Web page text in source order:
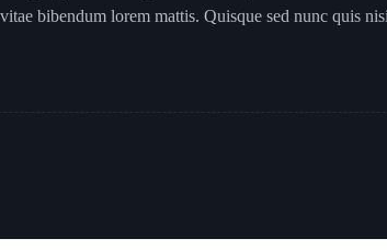
bibendum lorem mattis. Quisque sed nunc quis